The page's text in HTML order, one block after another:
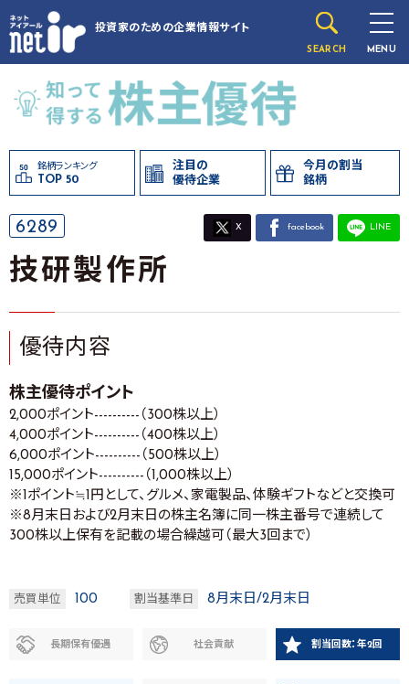
投資家のための企業情報サイト
SEARCH MENU
銘柄ランキング
TOP 50
注目の
優待企業
今月の割当
銘柄
6289 X facebook LINE
技研製作所
優待内容
株主優待ポイント
2,000ポイント----------（300株以上）
4,000ポイント----------（400株以上）
6,000ポイント----------（500株以上）
15,000ポイント----------（1,000株以上）
※1ポイント≒1円として、グルメ、家電製品、体験ギフトなどと交換可
※8月末日および2月末日の株主名簿に同一株主番号で連続して
300株以上保有を記載の場合繰越可（最大3回まで）
売買単位 100 割当基準日 8月末日/2月末日
長期保有優遇 社会貢献 割当回数：年2回